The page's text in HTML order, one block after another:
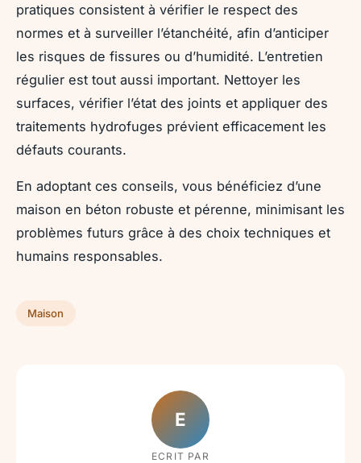
pratiques consistent à vérifier le respect des
normes et à surveiller l’étanchéité, afin d’anticiper
les risques de fissures ou d’humidité. L’entretien
régulier est tout aussi important. Nettoyer les
surfaces, vérifier l’état des joints et appliquer des
traitements hydrofuges prévient efficacement les
défauts courants.
En adoptant ces conseils, vous bénéficiez d’une
maison en béton robuste et pérenne, minimisant les
problèmes futurs grâce à des choix techniques et
humains responsables.
Maison
E
ECRIT PAR